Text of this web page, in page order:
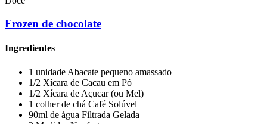
Frozen de chocolate
Ingredientes
1 unidade Abacate pequeno amassado
1/2 Xícara de Cacau em Pó
1/2 Xícara de Açucar (ou Mel)
1 colher de chá Café Solúvel
90ml de água Filtrada Gelada